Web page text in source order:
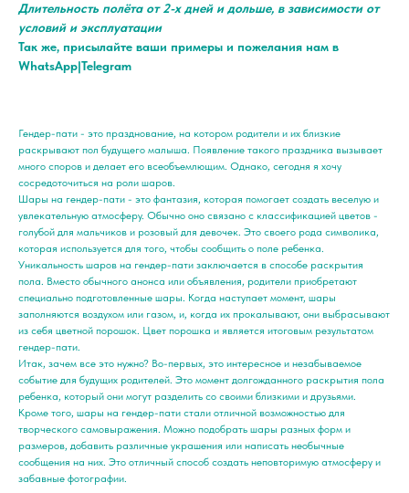
Длительность полёта от 2-х дней и дольше, в зависимости от
условий и эксплуатации
Так же, присылайте ваши примеры и пожелания нам в
WhatsApp|Telegram
Гендер-пати - это празднование, на котором родители и их близкие
раскрывают пол будущего малыша. Появление такого праздника вызывает
много споров и делает его всеобъемлющим. Однако, сегодня я хочу
сосредоточиться на роли шаров.
Шары на гендер-пати - это фантазия, которая помогает создать веселую и
увлекательную атмосферу. Обычно оно связано с классификацией цветов -
голубой для мальчиков и розовый для девочек. Это своего рода символика,
которая используется для того, чтобы сообщить о поле ребенка.
Уникальность шаров на гендер-пати заключается в способе раскрытия
пола. Вместо обычного анонса или объявления, родители приобретают
специально подготовленные шары. Когда наступает момент, шары
заполняются воздухом или газом, и, когда их прокалывают, они выбрасывают
из себя цветной порошок. Цвет порошка и является итоговым результатом
гендер-пати.
Итак, зачем все это нужно? Во-первых, это интересное и незабываемое
событие для будущих родителей. Это момент долгожданного раскрытия пола
ребенка, который они могут разделить со своими близкими и друзьями.
Кроме того, шары на гендер-пати стали отличной возможностью для
творческого самовыражения. Можно подобрать шары разных форм и
размеров, добавить различные украшения или написать необычные
сообщения на них. Это отличный способ создать неповторимую атмосферу и
забавные фотографии.